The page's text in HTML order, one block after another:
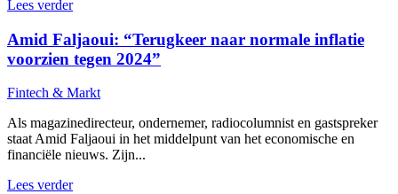
Lees verder
Amid Faljaoui: “Terugkeer naar normale inflatie
voorzien tegen 2024”
Fintech & Markt
Als magazinedirecteur, ondernemer, radiocolumnist en gastspreker
staat Amid Faljaoui in het middelpunt van het economische en
financiële nieuws. Zijn...
Lees verder